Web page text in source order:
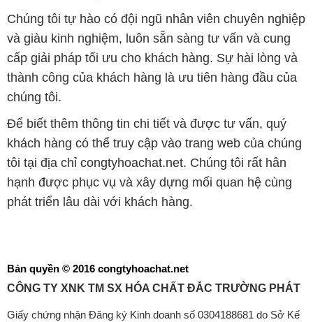
Chúng tôi tự hào có đội ngũ nhân viên chuyên nghiệp
và giàu kinh nghiệm, luôn sẵn sàng tư vấn và cung
cấp giải pháp tối ưu cho khách hàng. Sự hài lòng và
thành công của khách hàng là ưu tiên hàng đầu của
chúng tôi.
Để biết thêm thông tin chi tiết và được tư vấn, quý
khách hàng có thể truy cập vào trang web của chúng
tôi tại địa chỉ congtyhoachat.net. Chúng tôi rất hân
hạnh được phục vụ và xây dựng mối quan hệ cùng
phát triển lâu dài với khách hàng.
Bản quyền © 2016 congtyhoachat.net
CÔNG TY XNK TM SX HÓA CHẤT ĐẮC TRƯỜNG PHÁT
Giấy chứng nhận Đăng ký Kinh doanh số 0304188681 do Sở Kế